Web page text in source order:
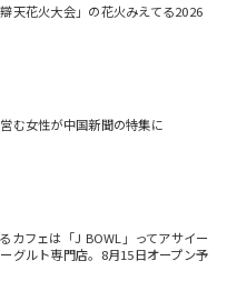
天花火大会」の花火みえてる2026
む女性が中国新聞の特集に
カフェは「J BOWL」ってアサイー
グルト専門店。8月15日オープン予